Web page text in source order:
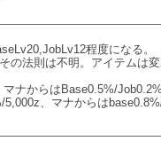
程度になる。
の法則は不明。アイテムは変
ナからはBase0.5%/Job0.2%
、マナからは